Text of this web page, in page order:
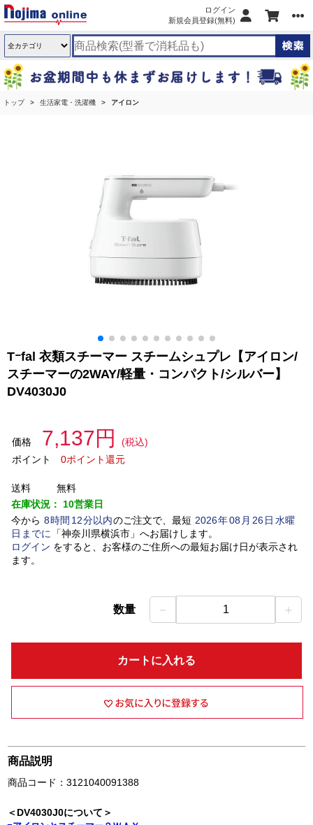
ログイン
新規会員登録(無料)
トップ 生活家電・洗濯機 アイロン
Tｰfal 衣類スチーマー スチームシュプレ【アイロン/
スチーマーの2WAY/軽量・コンパクト/シルバー】
DV4030J0
価格 7,137円
(税込)
ポイント
0ポイント還元
送料
無料
在庫状況： 10営業日
今から 8時間 12分以内のご注文で、最短 2026年08 月 26日水曜
日 までに 「神奈川県横浜市」 へお届けします。
ログイン をすると、お客様のご住所への最短お届け日が表示され
ます。
数量 － 1 ＋
カートに入れる
商品説明
商品コード：3121040091388
＜DV4030J0について＞